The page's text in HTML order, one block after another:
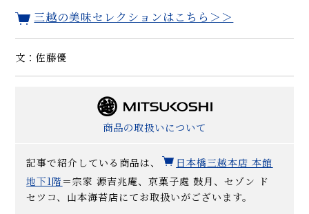
三越の美味セレクションはこちら＞＞
文：佐藤優
商品の取扱いについて
記事で紹介している商品は、
日本橋三越本店 本館
地下1階 ＝宗家 源吉兆庵、京菓子處 鼓月、セゾン ド
セツコ、山本海苔店にてお取扱いがございます。